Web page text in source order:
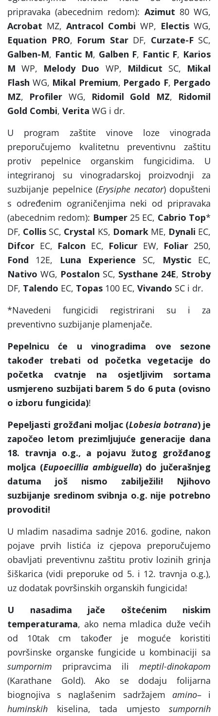
pripravaka (abecednim redom): Azimut 80 WG,
Acrobat MZ, Antracol Combi WP, Electis WG,
Equation PRO, Forum StarDF, Curzate-FSC,
Galben-M, Fantic M, Galben F, Fantic F, Karios
M WP, Melody Duo WP, Mildicut SC, Mikal
Flash WG, Mikal Premium, Pergado F, Pergado
MZ, Profiler WG, Ridomil Gold MZ, Ridomil
Gold Combi, Verita WG i dr.
U program zaštite vinove loze vinograda
preporučujemo kvalitetnu preventivnu zaštitu
protiv pepelnice organskim fungicidima. U
integriranoj su vinogradarskoj proizvodnji za
suzbijanje pepelnice (Erysiphe necator) dopušteni
s određenim ograničenjima neki od pripravaka
(abecednim redom): Bumper25 EC, Cabrio Top*
DF, Collis SC, Crystal KS, DomarkME, Dynali EC,
Difcor EC, Falcon EC, Folicur EW, Foliar 250,
Fond 12E, Luna Experience SC, MysticEC,
Nativo WG, Postalon SC, Systhane 24E, Stroby
DF, Talendo EC, Topas 100 EC, Vivando SC i dr.
*Navedeni fungicidi registrirani su i za
preventivno suzbijanje plamenjače.
Pepelnicu će u vinogradima ove sezone
također trebati od početka vegetacije do
početka cvatnje na osjetljivim sortama
usmjereno suzbijati barem 5 do 6 puta (ovisno
o izboru fungicida)!
Pepeljasti grožđani moljac (Lobesia botrana) je
započeo letom prezimljujuće generacije dana
18. travnja o.g., a pojavu žutog grožđanog
moljca (Eupoecillia ambiguella) do jučerašnjeg
datuma još nismo zabilježili! Njihovo
suzbijanje sredinom svibnja o.g. nije potrebno
provoditi!
U mladim nasadima sadnje 2016. godine, nakon
pojave prvih listića iz cjepova preporučujemo
obavljati preventivnu zaštitu protiv lozinih grinja
šiškarica (vidi preporuke od 5. i 12. travnja o.g.),
uz dodatak površinskih organskih fungicida!
U nasadima jače oštećenim niskim
temperaturama, ako nema mladica duže većih
od 10tak cm također je moguće koristiti
površinske organske fungicide u kombinaciji sa
sumpornim pripravcima ili meptil-dinokapom
(Karathane Gold). Ako se dodaju folijarna
biognojiva s naglašenim sadržajem amino– i
huminskih kiselina, tada umjesto sumpornih